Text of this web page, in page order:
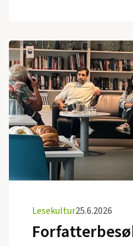
Lesekultur25.6.2026